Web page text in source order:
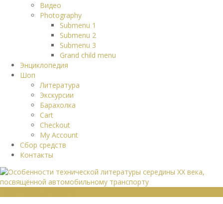
Видео
Photography
Submenu 1
Submenu 2
Submenu 3
Grand child menu
Энциклопедия
Шоп
Литература
Экскурсии
Барахолка
Cart
Checkout
My Account
Сбор средств
Контакты